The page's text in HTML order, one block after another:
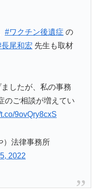
#ワクチン後遺症 の
長尾和宏 先生も取材
したが、私の事務
のご相談が増えてい
9ovQry8cxS
）法律事務所
2022